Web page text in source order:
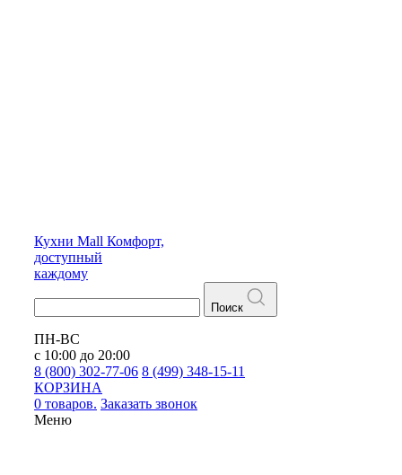
Кухни Mall Комфорт,
доступный
каждому
Поиск
ПН-ВС
с 10:00 до 20:00
8 (800) 302-77-06 8 (499) 348-15-11
КОРЗИНА
0 товаров. Заказать звонок
Меню